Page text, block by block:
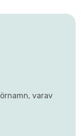
varav